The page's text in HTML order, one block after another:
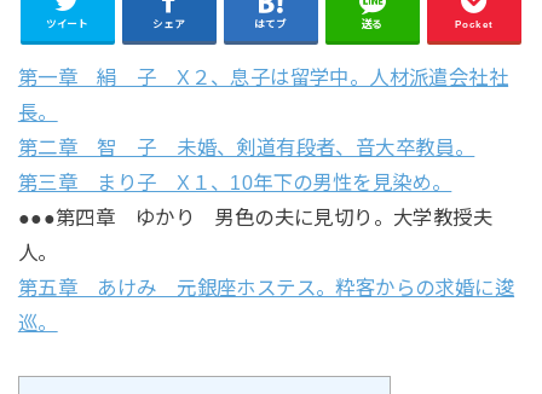
ツイート シェア はてブ 送る Pocket
第一章 絹 子 X２、息子は留学中。人材派遣会社社
長。
第二章 智 子 未婚、剣道有段者、音大卒教員。
第三章 まり子 X１、10年下の男性を見染め。
●●●第四章 ゆかり 男色の夫に見切り。大学教授夫
人。
第五章 あけみ 元銀座ホステス。粋客からの求婚に逡
巡。